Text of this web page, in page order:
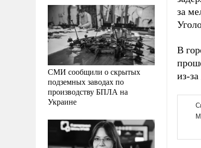
СМИ сообщили о скрытых
подземных заводах по
производству БПЛА на
Украине
за
В
из-